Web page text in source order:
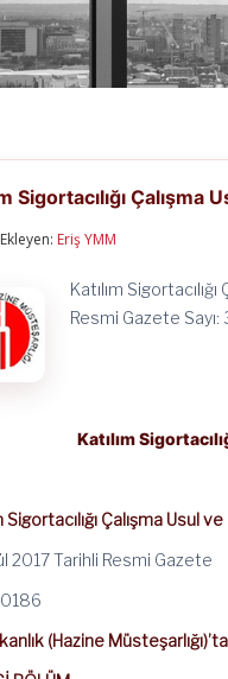
Sigortacılığı
Eriş YMM
Katılım
Resmi Gazete Sayı:
Katılım
Sigortacılığı Çalışma Usul
2017 Tarihli Resmi Gazete
(Hazine